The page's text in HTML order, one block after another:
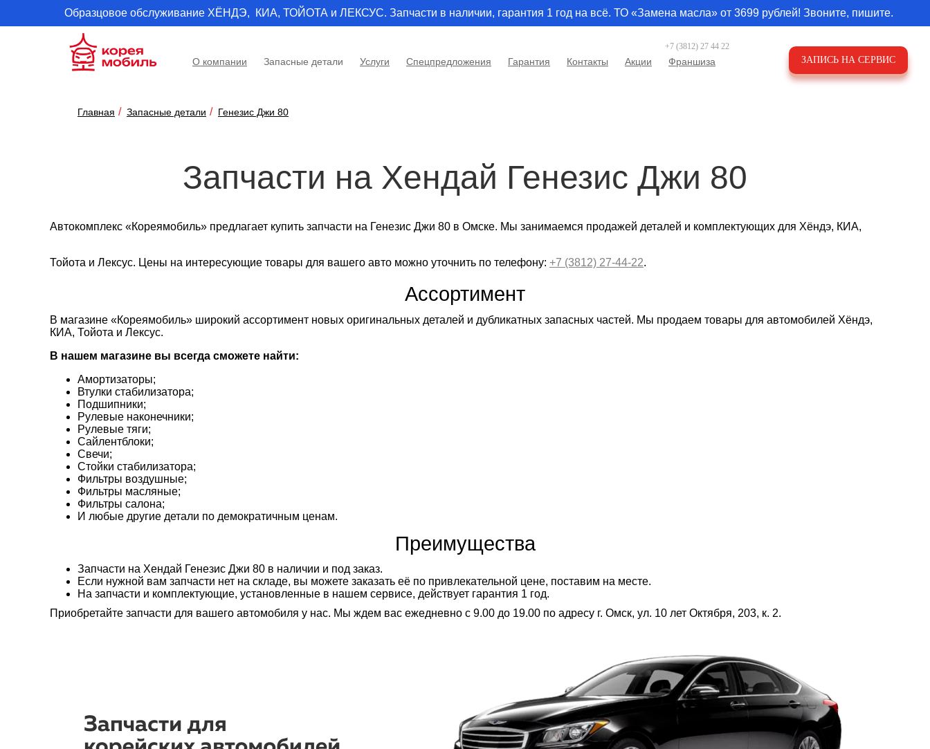
Образцовое обслуживание ХЁНДЭ, КИА, ТОЙОТА и ЛЕКСУС. Запчасти в наличии, гарантия 1 год на всё. ТО «Замена масла» от 3699 рублей! Звоните, пишите.
О компании Запасные детали Услуги Спецпредложения Гарантия Контакты Акции Франшиза
+7 (3812) 27 44 22
ЗАПИСЬ НА СЕРВИС
Главная Запаcные детали Генезис Джи 80
Запчасти на Хендай Генезис Джи 80
Автокомплекс «Кореямобиль» предлагает купить запчасти на Генезис Джи 80 в Омске. Мы занимаемся продажей деталей и комплектующих для Хёндэ, КИА,
Тойота и Лексус. Цены на интересующие товары для вашего авто можно уточнить по телефону: +7 (3812) 27-44-22.
Ассортимент
В магазине «Кореямобиль» широкий ассортимент новых оригинальных деталей и дубликатных запасных частей. Мы продаем товары для автомобилей Хёндэ,
КИА, Тойота и Лексус.
В нашем магазине вы всегда сможете найти:
Амортизаторы;
Втулки стабилизатора;
Подшипники;
Рулевые наконечники;
Рулевые тяги;
Сайлентблоки;
Свечи;
Стойки стабилизатора;
Фильтры воздушные;
Фильтры масляные;
Фильтры салона;
И любые другие детали по демократичным ценам.
Преимущества
Запчасти на Хендай Генезис Джи 80 в наличии и под заказ.
Если нужной вам запчасти нет на складе, вы можете заказать её по привлекательной цене, поставим на месте.
На запчасти и комплектующие, установленные в нашем сервисе, действует гарантия 1 год.
Приобретайте запчасти для вашего автомобиля у нас. Мы ждем вас ежедневно с 9.00 до 19.00 по адресу г. Омск, ул. 10 лет Октября, 203, к. 2.